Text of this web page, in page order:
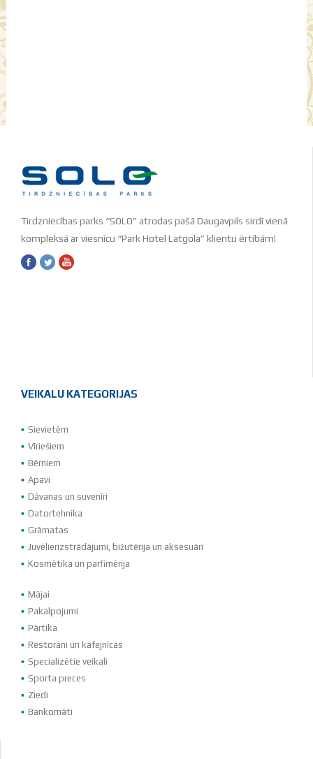
Tirdzniecības parks “SOLO” atrodas pašā Daugavpils sirdī vienā
kompleksā ar viesnīcu “Park Hotel Latgola” klientu ērtībām!
VEIKALU KATEGORIJAS
Sievietēm
Vīriešiem
Bērniem
Apavi
Dāvanas un suvenīri
Datortehnika
Grāmatas
Juvelierizstrādājumi, bižutērija un aksesuāri
Kosmētika un parfimērija
Mājai
Pakalpojumi
Pārtika
Restorāni un kafejnīcas
Specializētie veikali
Sporta preces
Ziedi
Bankomāti